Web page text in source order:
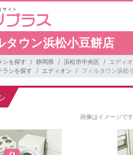
タウン浜松小豆餅店
シを探す 静岡県 浜松市中央区
エディ
ラシを探す エディオン フィルタウン浜松
画像はイメージです